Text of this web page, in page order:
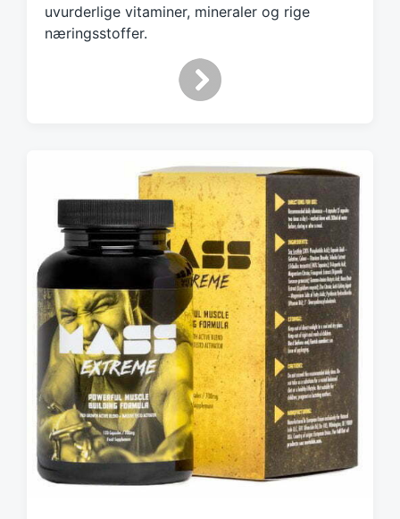
uvurderlige vitaminer, mineraler og rige
næringsstoffer.